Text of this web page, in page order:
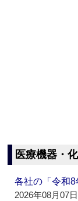
医療機器・
各社の「令和8
2026年08月07